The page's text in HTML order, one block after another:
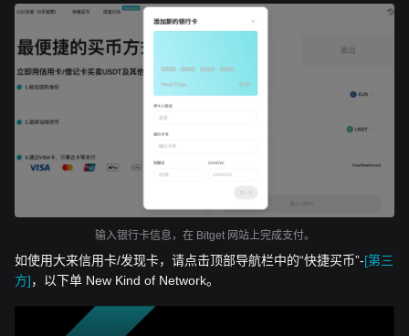
输入银行卡信息，在 Bitget 网站上完成支付。
如使用大来信用卡/发现卡，请点击顶部导航栏中的“快捷买币”-[第三
方]，以下单 New Kind of Network。